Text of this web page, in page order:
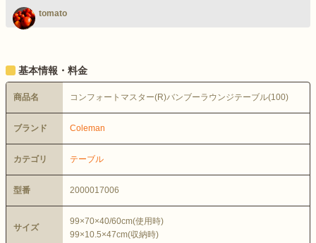
tomato
基本情報・料金
商品名 コンフォートマスター(R)バンブーラウンジテーブル(100)
ブランド Coleman
カテゴリ テーブル
型番 2000017006
サイズ
99×70×40/60cm(使用時)
99×10.5×47cm(収納時)